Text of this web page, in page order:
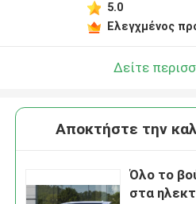
5.0
Ελεγχμένος
Δείτε
Αποκτήστε την
Όλο το
στα